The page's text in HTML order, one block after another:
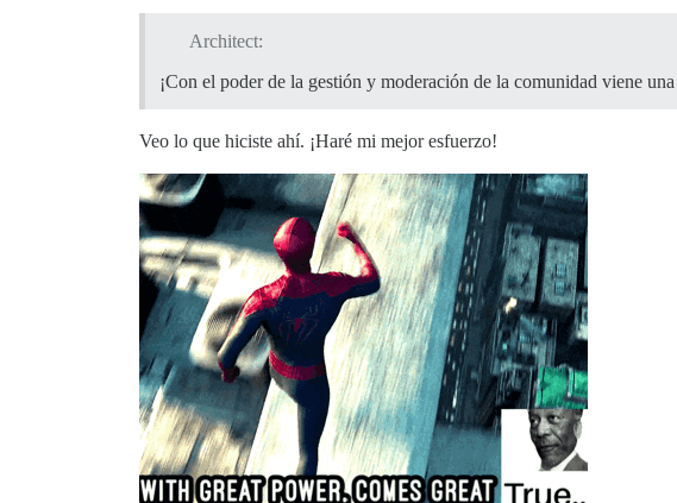
Architect:
¡Con el poder de la gestión y moderación de la comunidad viene
Veo lo que hiciste ahí. ¡Haré mi mejor esfuerzo!